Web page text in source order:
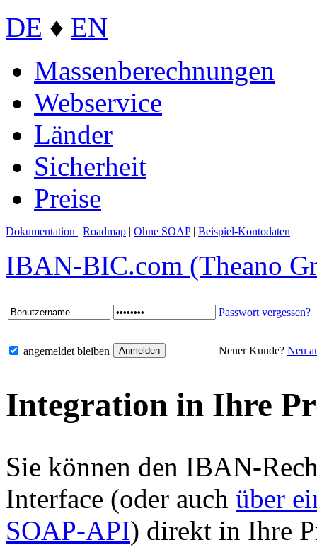
DE ♦ EN
Massenberechnungen
Webservice
Länder
Sicherheit
Preise
Dokumentation | Roadmap | Ohne SOAP | Beispiel-Kontodaten
IBAN-BIC.com (Theano
Passwort vergessen?
angemeldet bleiben Neuer Kunde? Neu
Integration in Ihre
Sie können den IBAN-
Interface (oder auch über
SOAP-API) direkt in Ihre